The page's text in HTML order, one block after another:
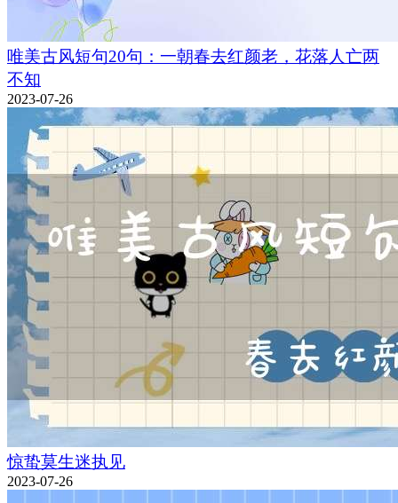
唯美古风短句20句：一朝春去红颜老，花落人亡两
不知
2023-07-26
惊蛰莫生迷执见
2023-07-26